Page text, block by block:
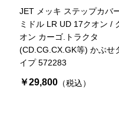
JET メッキ ステップカバ
ミドル LR UD 17クオン /
オン カーゴ.トラクタ
(CD.CG.CX.GK等) かぶせ
イプ 572283
￥29,800（税込）